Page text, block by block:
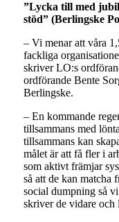
”Lycka till med
stöd” (Berlingske
– Vi menar att våra
fackliga
skriver LO:s
ordförande Bente
Berlingske.
– En kommande
tillsammans med
tillsammans kan
målet är att få fler i
som aktivt främjar
så att de kan matcha
social dumpning så
skriver de vidare och